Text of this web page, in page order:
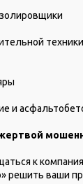
техники
и
к
решить ваши